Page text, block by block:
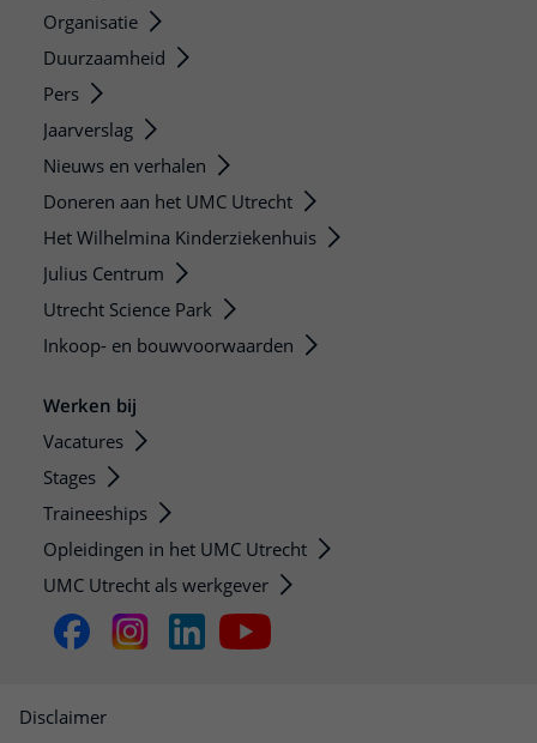
Organisatie
Duurzaamheid
Pers
Jaarverslag
Nieuws en verhalen
Doneren aan het UMC Utrecht
Het Wilhelmina Kinderziekenhuis
Julius Centrum
Utrecht Science Park
Inkoop- en bouwvoorwaarden
Werken bij
Vacatures
Stages
Traineeships
Opleidingen in het UMC Utrecht
UMC Utrecht als werkgever
Disclaimer